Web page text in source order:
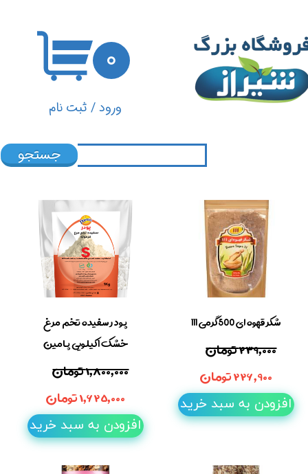
ورود/ ثبت نام
تغییر گذر واژه
سفارشات
۰
جستجو
شکر قهوه ای 500گرمی 111
۲۳۹,۰۰۰ تومان
۲۲۶,۹۰۰ تومان
افزودن به سبد خرید
پودر سفیده تخم مرغ
خشک 1کیلویی پامین
۱,۸۰۰,۰۰۰ تومان
۱,۶۲۵,۰۰۰ تومان
افزودن به سبد خرید